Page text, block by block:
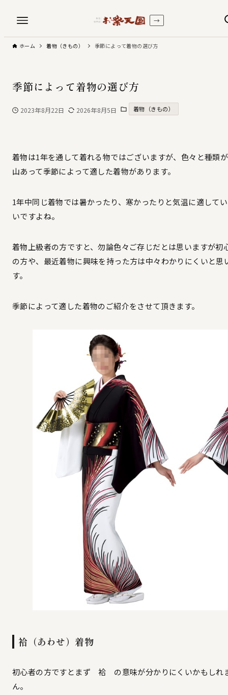
→
ホーム 着物（きもの） 季節によって着物の選び方
季節によって着物の選び方
2023年8月22日 2026年8月5日 着物（きもの）
着物は1年を通して着れる物ではございますが、色々と種類
山あって季節によって適した着物があります。
1年中同じ着物では暑かったり、寒かったりと気温に適して
いですよね。
着物上級者の方ですと、勿論色々ご存じだとは思いますが初
の方や、最近着物に興味を持った方は中々わかりにくいと思
す。
季節によって適した着物のご紹介をさせて頂きます。
袷（あわせ）着物
初心者の方ですとまず 袷 の意味が分かりにくいかもしれ
ん。